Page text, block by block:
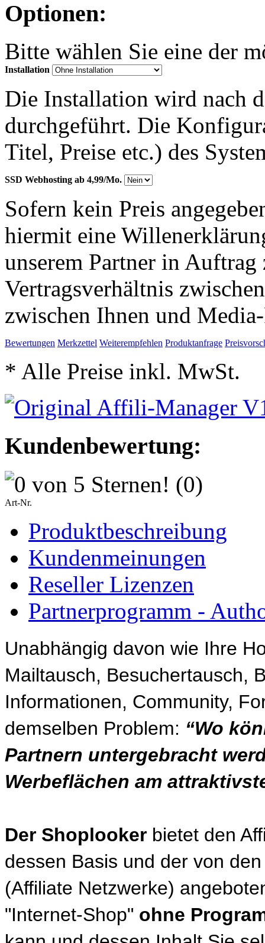
Optionen:
Bitte wählen Sie eine der
Installation
Die Installation wird nach
durchgeführt. Die
Titel, Preise etc.) des
SSD Webhosting ab 4,99/Mo.
Sofern kein Preis
hiermit eine
unserem Partner in
Vertragsverhältnis
zwischen Ihnen und
Bewertungen Merkzettel Weiterempfehlen Produktanfrage
* Alle Preise inkl. MwSt.
Kundenbewertung:
(0)
Art-Nr.
Produktbeschreibung
Kundenmeinungen
Reseller Lizenzen
Partnerprogramm -
Unabhängig davon wie Ihre
Mailtausch, Besuchertausch,
Informationen, Community,
demselben Problem: “Wo
Partnern untergebracht
Werbeflächen am
Der Shoplooker bietet den
dessen Basis und der von
(Affiliate Netzwerke)
"Internet-Shop" ohne